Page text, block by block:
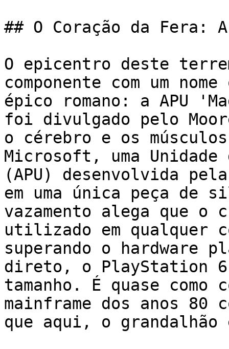
## O Coração da Fera:
O epicentro deste
componente com um
épico romano: a APU
foi divulgado pelo
o cérebro e os
Microsoft, uma Unidade
(APU) desenvolvida pela
em uma única peça de
vazamento alega que o
utilizado em qualquer
superando o hardware
direto, o PlayStation 6,
tamanho. É quase como
mainframe dos anos 80
que aqui, o